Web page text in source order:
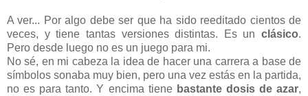
A ver... Por algo debe ser que ha sido reeditado cientos de
veces, y tiene tantas versiones distintas. Es un clásico.
Pero desde luego no es un juego para mi.
No sé, en mi cabeza la idea de hacer una carrera a base de
símbolos sonaba muy bien, pero una vez estás en la partida,
no es para tanto. Y encima tiene bastante dosis de azar,